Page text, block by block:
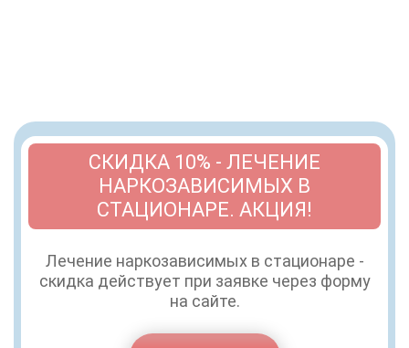
СКИДКА 10% - ЛЕЧЕНИЕ
НАРКОЗАВИСИМЫХ В
СТАЦИОНАРЕ. АКЦИЯ!
Лечение наркозависимых в стационаре -
скидка действует при заявке через форму
на сайте.